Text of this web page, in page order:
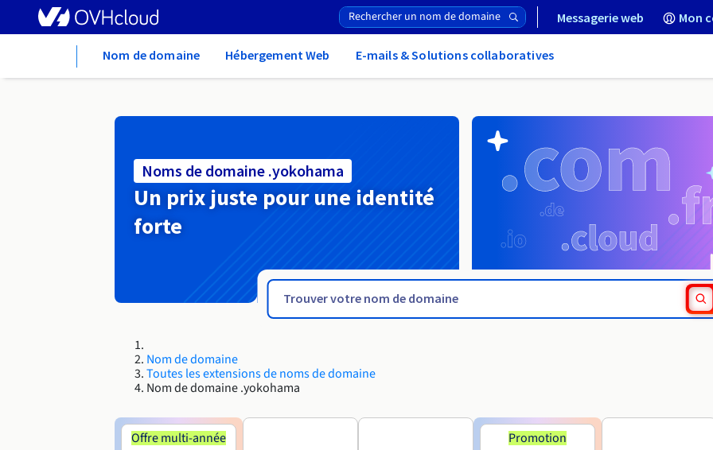
Messagerie web Mon
Nom de domaine Hébergement Web E-mails & Solutions collaboratives
Noms de domaine .yokohama
Un prix juste pour une identité
forte
Nom de domaine
Toutes les extensions de noms de domaine
Nom de domaine .yokohama
Offre multi-année
Promotion